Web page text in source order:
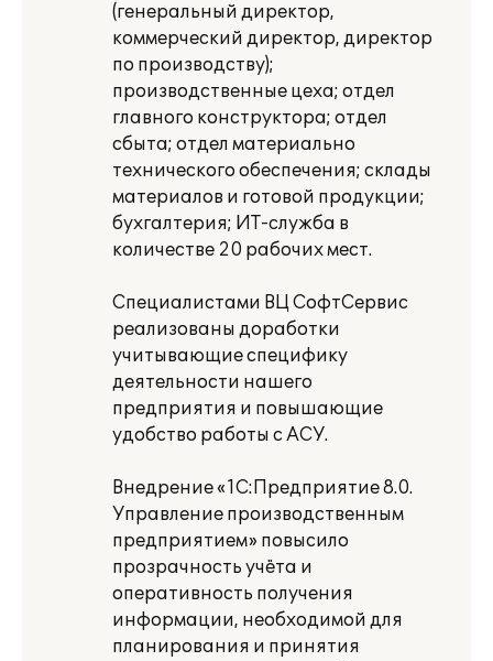
(генеральный директор,
коммерческий директор, директор
по производству);
производственные цеха; отдел
главного конструктора; отдел
сбыта; отдел материально
технического обеспечения; склады
материалов и готовой продукции;
бухгалтерия; ИТ-служба в
количестве 20 рабочих мест.
Специалистами ВЦ СофтСервис
реализованы доработки
учитывающие специфику
деятельности нашего
предприятия и повышающие
удобство работы с АСУ.
Внедрение «1С:Предприятие 8.0.
Управление производственным
предприятием» повысило
прозрачность учёта и
оперативность получения
информации, необходимой для
планирования и принятия